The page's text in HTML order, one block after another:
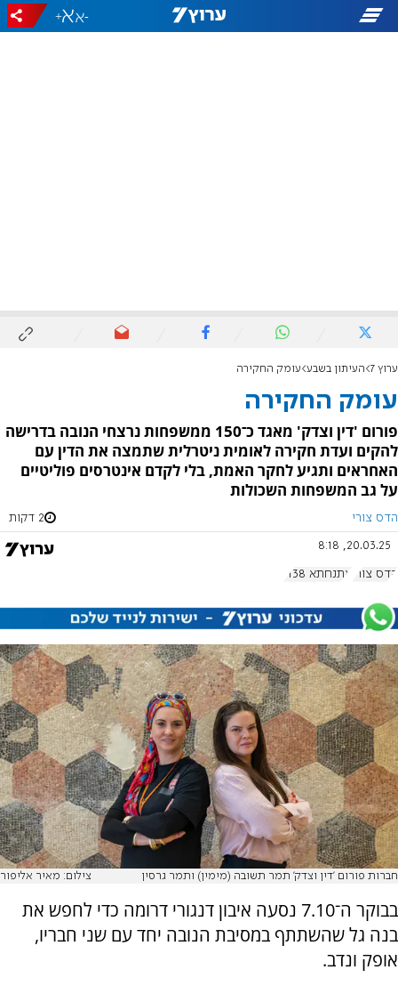
-
+
ערוץ 7 העיתון בשבע עומק החקירה
עומק החקירה
פורום 'דין וצדק' מאגד כ־150 ממשפחות נרצחי הנובה בדרישה
להקים ועדת חקירה לאומית ניטרלית שתמצה את הדין עם
האחראים ותגיע לחקר האמת, בלי לקדם אינטרסים פוליטיים
על גב המשפחות השכולות
הדס צורי 2 דקות
20.03.25, 8:18
הדס צורי אתנחתא 1138
חברות פורום 'דין וצדק' תמר תשובה (מימין) ותמר גרסין צילום: מאיר אליפור
בבוקר ה־7.10 נסעה איבון דנגורי דרומה כדי לחפש את
בנה גל שהשתתף במסיבת הנובה יחד עם שני חבריו,
אופק ונדב.